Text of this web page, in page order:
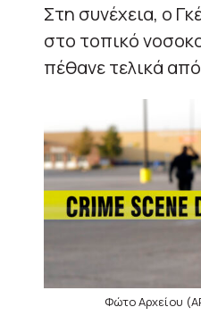
Στη συνέχεια, ο
στο τοπικό
πέθανε τελικά
Φώτο Αρχείου